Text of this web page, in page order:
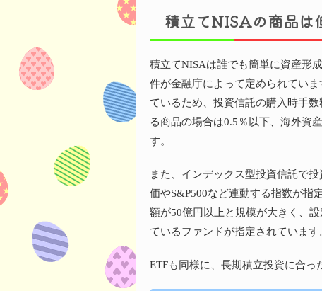
積立てNISAの商品は
積立てNISAは誰でも簡単に資産形
件が金融庁によって定められてい
ているため、投資信託の購入時手
る商品の場合は0.5％以下、海外資
す。
また、インデックス型投資信託で
価やS&P500など連動する指数が指
額が50億円以上と規模が大きく、
ているファンドが指定されています
ETFも同様に、長期積立投資に合っ